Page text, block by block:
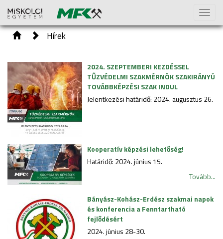
Toggle
Hírek
2024. SZEPTEMBERI KEZDÉSSEL
TŰZVÉDELMI SZAKMÉRNÖK SZAKIRÁNYÚ
TOVÁBBKÉPZÉSI SZAK INDUL
Jelentkezési határidő: 2024. augusztus 26.
Kooperatív képzési lehetőség!
Határidő: 2024. június 15.
Tovább...
Bányász-Kohász-Erdész szakmai napok
és konferencia a Fenntartható
fejlődésért
2024. június 28-30.